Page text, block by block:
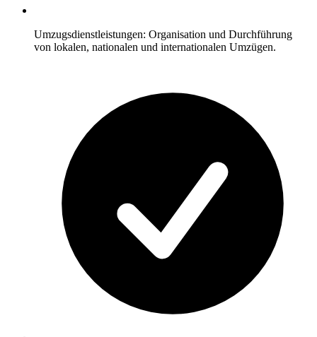
Umzugsdienstleistungen: Organisation und Durchführung
von lokalen, nationalen und internationalen Umzügen.